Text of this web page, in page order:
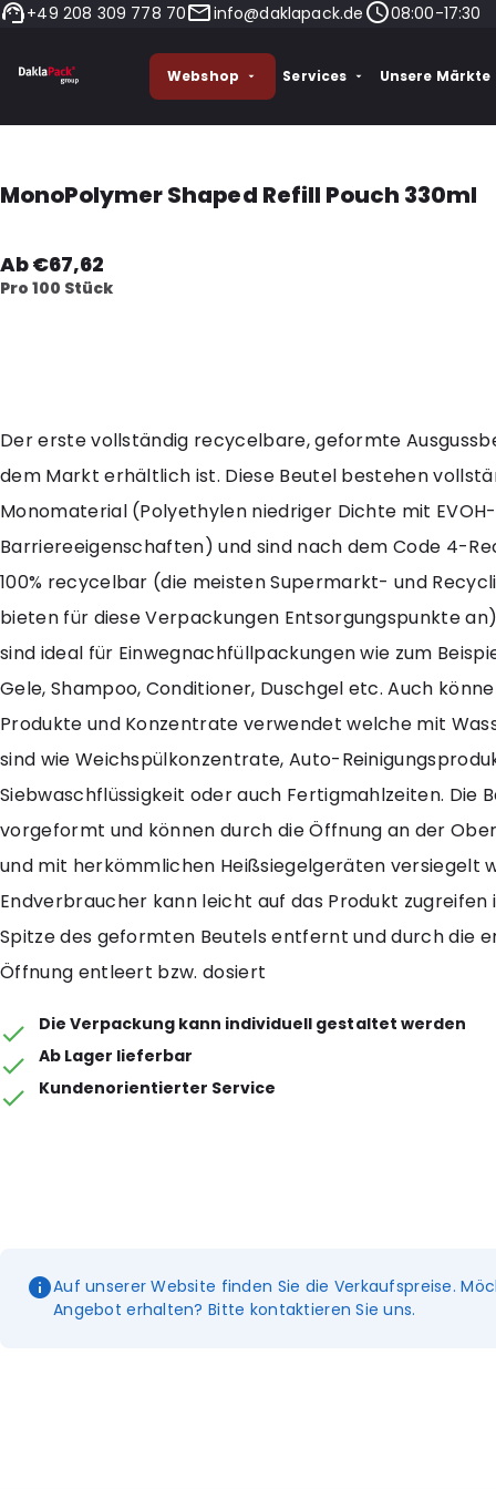
+49 208 309 778 70 info@daklapack.de 08:00-17:30
Webshop Services Unsere Märkte
MonoPolymer Shaped Refill Pouch 330ml
Ab €67,62
Pro 100 Stück
Der erste vollständig recycelbare, geformte
dem Markt erhältlich ist. Diese Beutel bestehen
Monomaterial (Polyethylen niedriger Dichte mit EVOH-
Barriereeigenschaften) und sind nach dem Code 4-
100% recycelbar (die meisten Supermarkt- und
bieten für diese Verpackungen Entsorgungspunkte
sind ideal für Einwegnachfüllpackungen wie zum
Gele, Shampoo, Conditioner, Duschgel etc. Auch
Produkte und Konzentrate verwendet welche mit
sind wie Weichspülkonzentrate, Auto-
Siebwaschflüssigkeit oder auch Fertigmahlzeiten. Die
vorgeformt und können durch die Öffnung an der
und mit herkömmlichen Heißsiegelgeräten versiegelt
Endverbraucher kann leicht auf das Produkt zugreifen
Spitze des geformten Beutels entfernt und durch die
Öffnung entleert bzw. dosiert
Die Verpackung kann individuell gestaltet werden
Ab Lager lieferbar
Kundenorientierter Service
Auf unserer Website finden Sie die Verkaufspreise.
Angebot erhalten? Bitte kontaktieren Sie uns.